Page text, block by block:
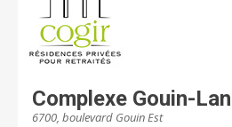
Complexe Gouin-
6700, boulevard Gouin Est